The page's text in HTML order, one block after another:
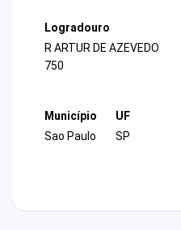
Logradouro
R ARTUR DE AZEVEDO
750
Município
Sao Paulo
UF
SP